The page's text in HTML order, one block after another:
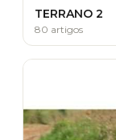
TERRANO 2
80 artigos